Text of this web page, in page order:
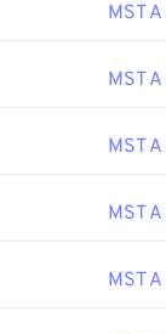
MST
MST
MST
MST
MST A